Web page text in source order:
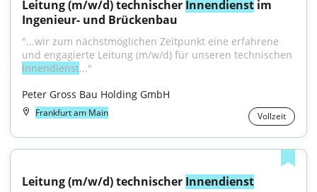
Leitung (m/w/d) technischer Innendienst im
Ingenieur- und Brückenbau
"...wir zum nächstmöglichen Zeitpunkt eine erfahrene
Innendienst..."
Peter Gross Bau Holding GmbH
Frankfurt am Main Vollzeit
Leitung (m/w/d) technischer Innendienst